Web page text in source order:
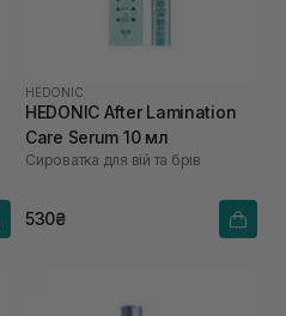
HEDONIC
HEDONIC After Lamination
Care Serum 10 мл
Сироватка для вій та брів
530₴